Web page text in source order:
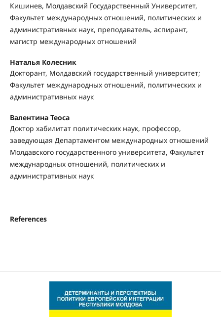
Кишинев, Молдавский Государственный Университет,
Факультет международных отношений, политических и
административных наук, преподаватель, аспирант,
магистр международных отношений
Наталья Колесник
Докторант, Молдавский государственный университет;
Факультет международных отношений, политических и
административных наук
Валентина Теоса
Доктор хабилитат политических наук, профессор,
заведующая Департаментом международных отношений
Молдавского государственного университета, Факультет
международных отношений, политических и
административных наук
References